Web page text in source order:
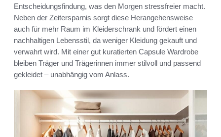
Entscheidungsfindung, was den Morgen stressfreier macht.
Neben der Zeitersparnis sorgt diese Herangehensweise
auch für mehr Raum im Kleiderschrank und fördert einen
nachhaltigen Lebensstil, da weniger Kleidung gekauft und
verwahrt wird. Mit einer gut kuratierten Capsule Wardrobe
bleiben Träger und Trägerinnen immer stilvoll und passend
gekleidet – unabhängig vom Anlass.